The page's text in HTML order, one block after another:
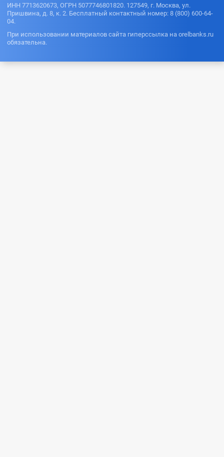
ИНН 7713620673, ОГРН 5077746801820. 127549, г. Москва, ул.
Пришвина, д. 8, к. 2. Бесплатный контактный номер: 8 (800) 600-64-
04.
При использовании материалов сайта гиперссылка на orelbanks.ru
обязательна.